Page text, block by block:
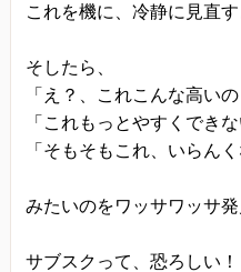
十分な安全保護に努め
人情報の適切な管理を行
情報内容の照会、修正ま
当方は、お客様が当社
ご本人であることを
で、合理的な範囲です
これを機に、冷静に見直
そしたら、
「え？、これこんな高いの
「これもっとやすくできな
「そもそもこれ、いらんく
みたいのをワッサワッサ発
サブスクって、恐ろしい！